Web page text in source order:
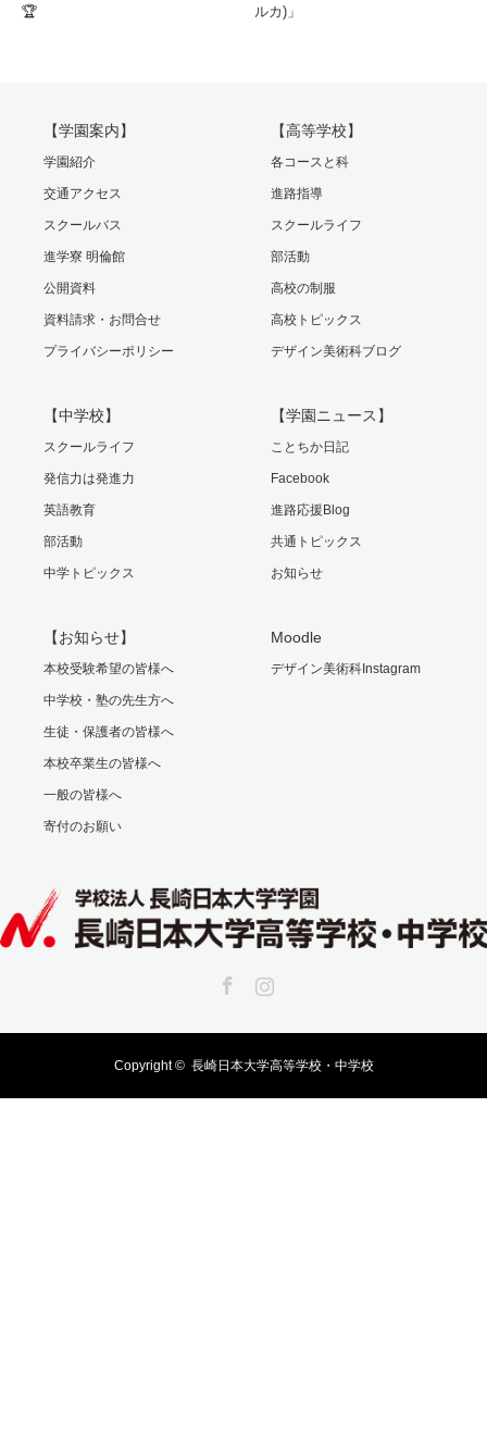
🏆
ルカ)」
【学園案内】
学園紹介
交通アクセス
スクールバス
進学寮 明倫館
公開資料
資料請求・お問合せ
プライバシーポリシー
【高等学校】
各コースと科
進路指導
スクールライフ
部活動
高校の制服
高校トピックス
デザイン美術科ブログ
【中学校】
スクールライフ
発信力は発進力
英語教育
部活動
中学トピックス
【学園ニュース】
ことちか日記
Facebook
進路応援Blog
共通トピックス
お知らせ
【お知らせ】
本校受験希望の皆様へ
中学校・塾の先生方へ
生徒・保護者の皆様へ
本校卒業生の皆様へ
一般の皆様へ
寄付のお願い
Moodle
デザイン美術科Instagram
Copyright © 長崎日本大学高等学校・中学校